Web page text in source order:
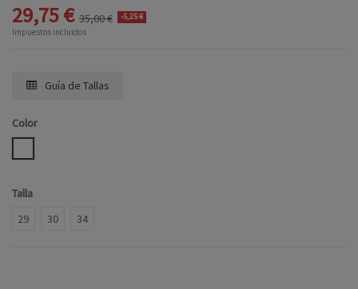
29,75 € 35,00 € -5,25 €
Impuestos incluidos
Guía de Tallas
Color
Talla
29
30 34